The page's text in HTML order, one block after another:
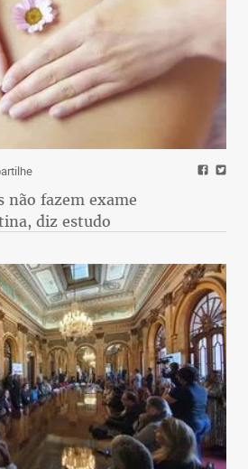
não fazem exame
diz estudo